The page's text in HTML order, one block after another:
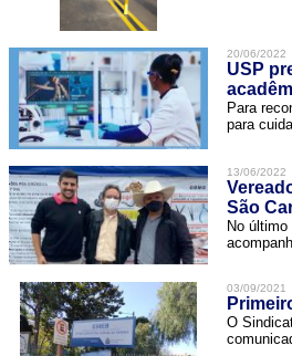
20/06/2022
USP
Para
para
13/06/2022
São
No
03/09/2021
O